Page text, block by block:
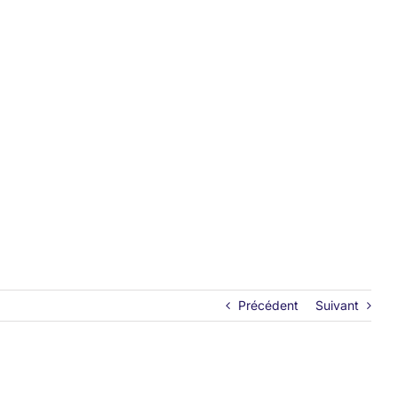
Précédent Suivant